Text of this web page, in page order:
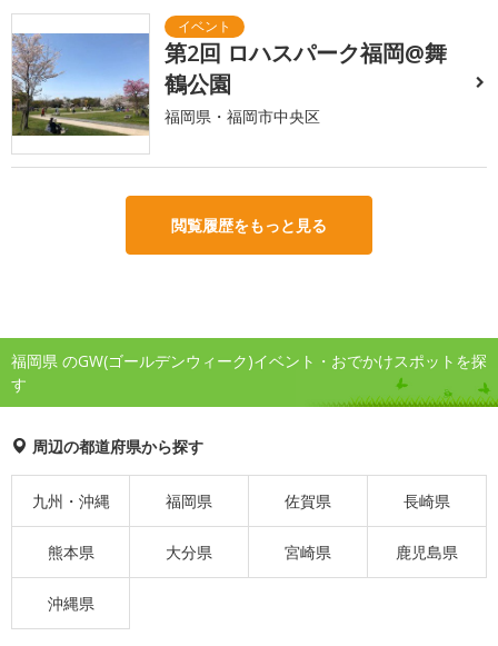
第2回 ロハスパーク福岡@舞
鶴公園
福岡県・福岡市中央区
閲覧履歴をもっと見る
福岡県 のGW(ゴールデンウィーク)イベント・おでかけスポットを探
す
周辺の都道府県から探す
九州・沖縄 福岡県 佐賀県 長崎県
熊本県 大分県 宮崎県 鹿児島県
沖縄県